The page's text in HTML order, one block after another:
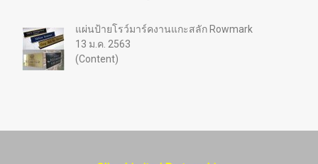
แผ่นป้ายโรว์มาร์คงานแกะสลัก Rowmark
13 ม.ค. 2563
(Content)